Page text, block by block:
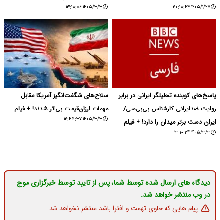
۱۴۰۵/۱/۲۷ ۲۰:۱۸:۴۴ ۱۴۰۵/۳/۳ ۱۳:۱۸:۰۶
پاسخ‌های کوبنده تحلیلگر ایرانی در برابر
روایت ضدایرانی کارشناس بی‌بی‌سی/
ایران دست برتر میدان را دارد! + فیلم
۱۴۰۵/۳/۳ ۱۳:۱۰:۲۴
سلاح‌های شگفت‌انگیز آمریکا مقابل
مهمات ارزان‌قیمت بی‌اثر شدند! + فیلم
۱۴۰۵/۳/۳ ۱۲:۴۵:۳۷
دیدگاه های ارسال شده توسط شما، پس از تایید توسط خبرگزاری موج
در وب منتشر خواهد شد.
پیام هایی که حاوی تهمت و افترا باشد منتشر نخواهد شد.